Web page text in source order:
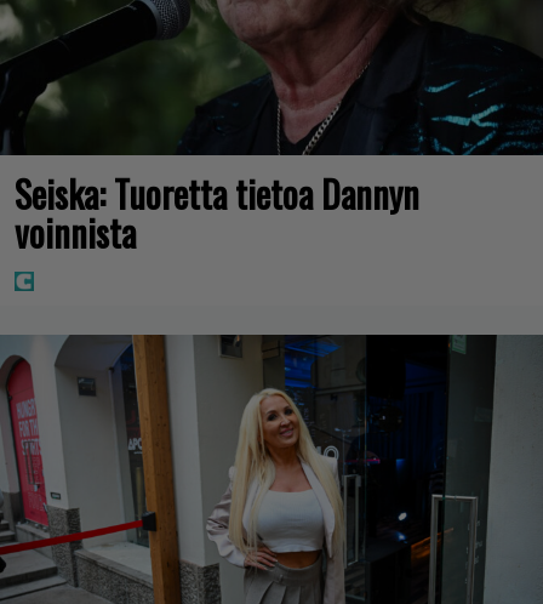
Seiska: Tuoretta tietoa Dannyn
voinnista